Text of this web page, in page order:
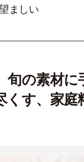
ましい
旬の素材に
くす、家庭